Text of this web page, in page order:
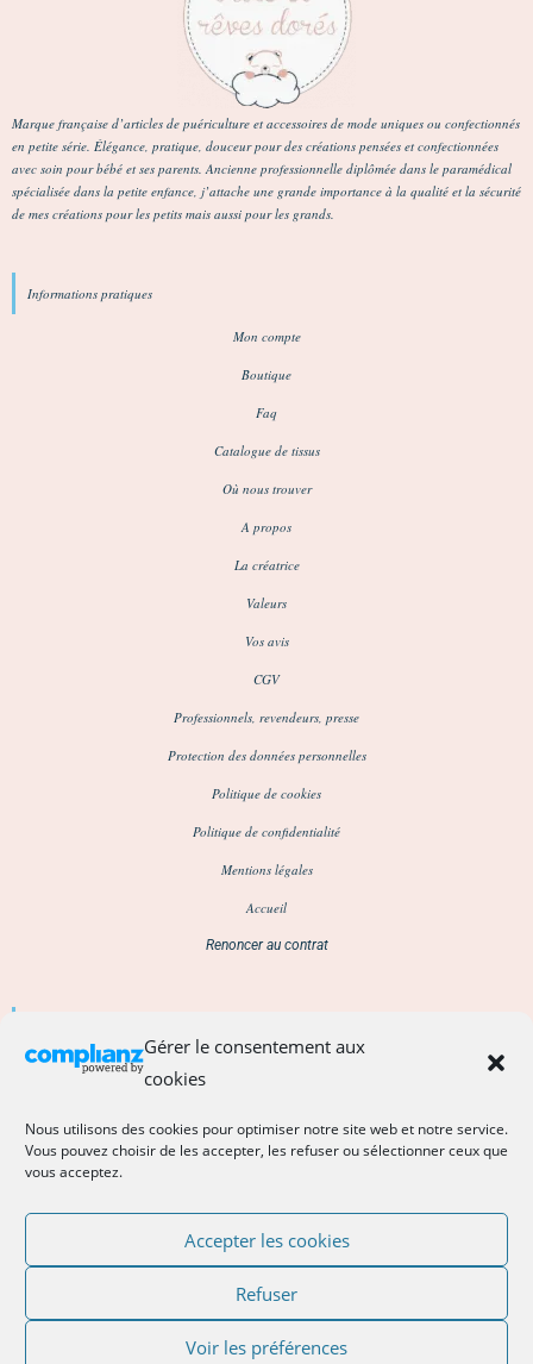
Gérer le consentement aux
cookies
Nous utilisons des cookies pour optimiser notre site web et notre service.
Vous pouvez choisir de les accepter, les refuser ou sélectionner ceux que
vous acceptez.
Accepter les cookies
Refuser
Voir les préférences
Marque française d’articles de puériculture et accessoires de mode uniques ou confectionnés
en petite série. Élégance, pratique, douceur pour des créations pensées et confectionnées
avec soin pour bébé et ses parents. Ancienne professionnelle diplômée dans le paramédical
spécialisée dans la petite enfance, j’attache une grande importance à la qualité et la sécurité
de mes créations pour les petits mais aussi pour les grands.
Informations pratiques
Mon compte
Boutique
Faq
Catalogue de tissus
Où nous trouver
A propos
La créatrice
Valeurs
Vos avis
CGV
Professionnels, revendeurs, presse
Protection des données personnelles
Politique de cookies
Politique de confidentialité
Mentions légales
Accueil
Renoncer au contrat
par ici
Abonnez-vous pour rester au courant des nouveautés, des coulisses de l'atelier, des
évènements ...
Vous souhaitez contacter la créatrice ? Choisissez un des moyens proposés ci-dessous
mail : noter sans espace : rose et reves dores (signe at) gmail point com (lien direct dans
la barre supérieure du site)
roseetrevesdores.com